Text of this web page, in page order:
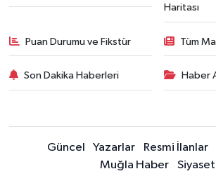
Haritası
Puan Durumu ve Fikstür Tüm
Son Dakika Haberleri Haber
Güncel Yazarlar Resmi İlanlar
Muğla Haber
Siyaset